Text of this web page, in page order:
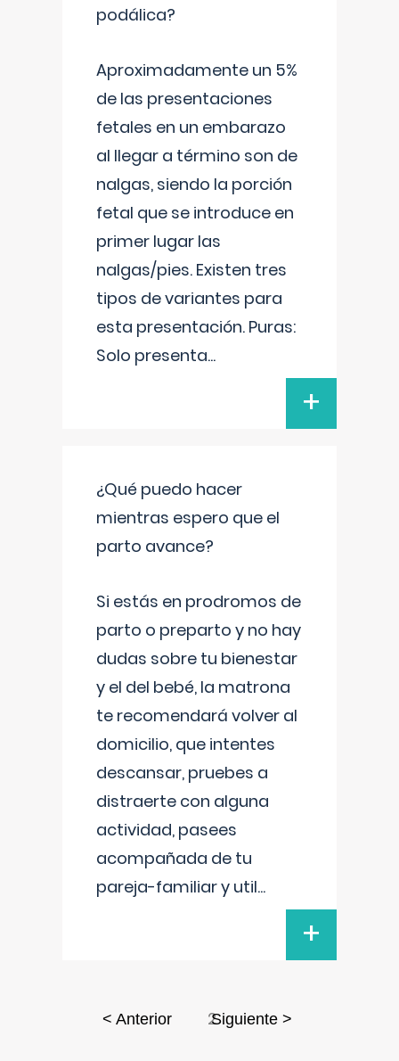
podálica?
Aproximadamente un 5%
de las presentaciones
fetales en un embarazo
al llegar a término son de
nalgas, siendo la porción
fetal que se introduce en
primer lugar las
nalgas/pies. Existen tres
tipos de variantes para
esta presentación. Puras:
Solo presenta...
+
¿Qué puedo hacer
mientras espero que el
parto avance?
Si estás en prodromos de
parto o preparto y no hay
dudas sobre tu bienestar
y el del bebé, la matrona
te recomendará volver al
domicilio, que intentes
descansar, pruebes a
distraerte con alguna
actividad, pasees
acompañada de tu
pareja-familiar y util...
+
< Anterior 2Siguiente >